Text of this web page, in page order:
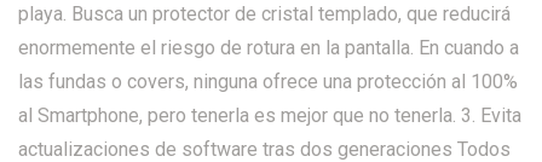
playa. Busca un protector de cristal templado, que reducirá
enormemente el riesgo de rotura en la pantalla. En cuando a
las fundas o covers, ninguna ofrece una protección al 100%
al Smartphone, pero tenerla es mejor que no tenerla. 3. Evita
actualizaciones de software tras dos generaciones Todos